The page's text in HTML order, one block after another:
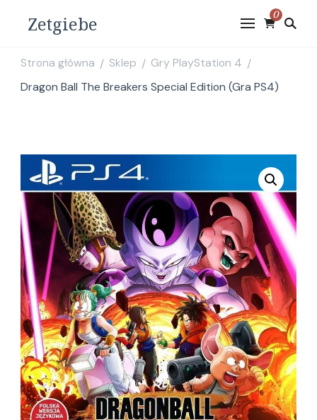
Zetgiebe 0
Strona główna / Sklep / Gry PlayStation 4 /
Dragon Ball The Breakers Special Edition (Gra PS4)